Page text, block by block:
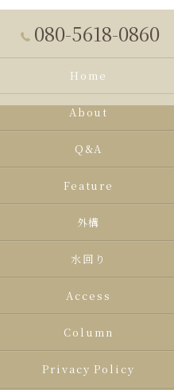
080-5618-0860
Home
About
Q&A
Feature
外構
水回り
Access
Column
Privacy Policy